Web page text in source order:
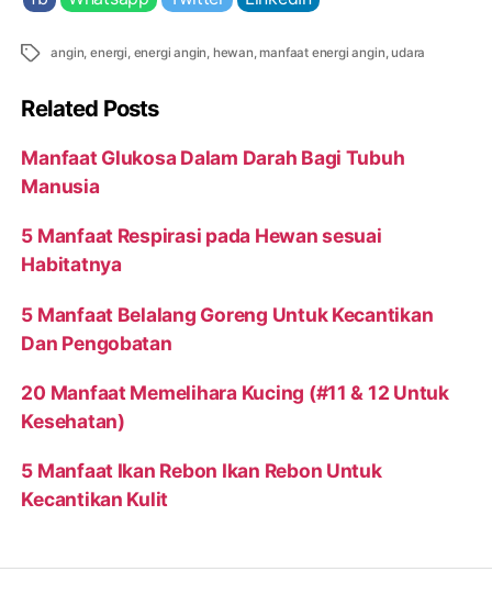
Tags angin,energi, energi angin, hewan,manfaat energi angin,udara
Related Posts
Manfaat Glukosa Dalam Darah Bagi Tubuh
Manusia
5 Manfaat Respirasi pada Hewan sesuai
Habitatnya
5 Manfaat Belalang Goreng Untuk Kecantikan
Dan Pengobatan
20 Manfaat Memelihara Kucing (#11 & 12 Untuk
Kesehatan)
5 Manfaat Ikan Rebon Ikan Rebon Untuk
Kecantikan Kulit